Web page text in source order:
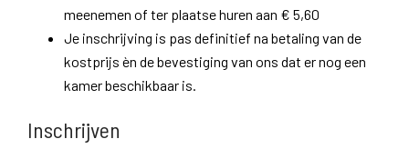
meenemen of ter plaatse huren aan € 5,60
​Je inschrijving is pas definitief na betaling van de
kostprijs èn de bevestiging van ons dat er nog een
kamer beschikbaar is.
Inschrijven